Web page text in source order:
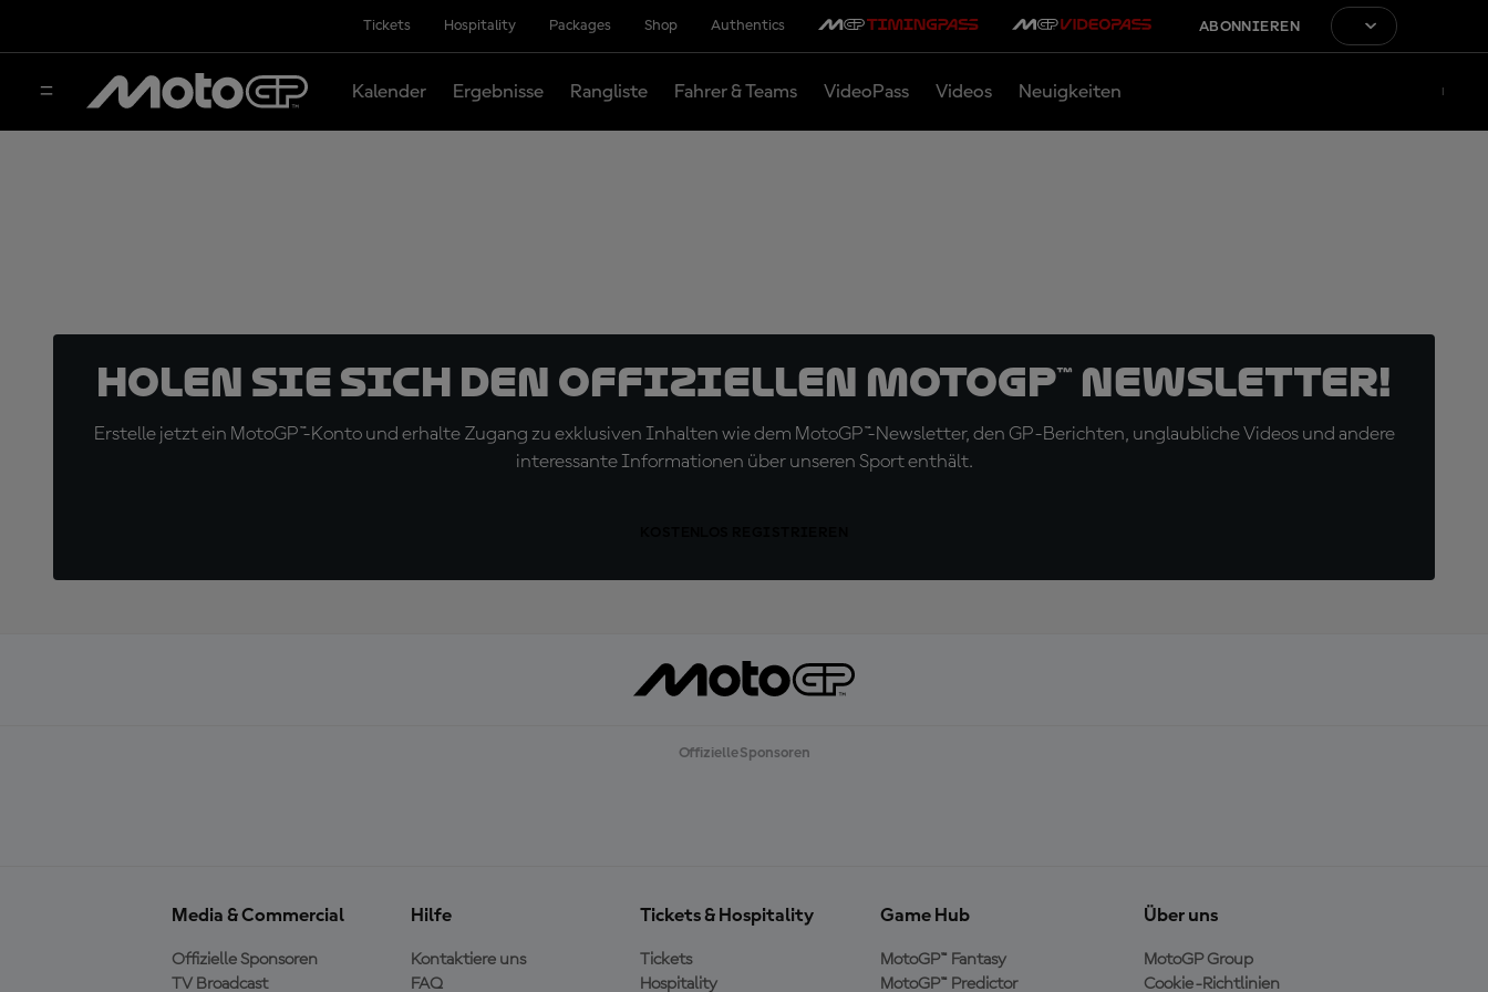
Tickets Hospitality Packages Shop Authentics ABONNIEREN
Kalender Ergebnisse Rangliste Fahrer & Teams VideoPass Videos Neuigkeiten
Holen Sie sich den offiziellen MotoGP™ Newsletter!
Erstelle jetzt ein MotoGP™-Konto und erhalte Zugang zu exklusiven Inhalten wie dem MotoGP™-Newsletter, den GP-Berichten, unglaubliche Videos und andere
interessante Informationen über unseren Sport enthält.
Offizielle Sponsoren
Media & Commercial
Offizielle Sponsoren
TV Broadcast
Hilfe
Kontaktiere uns
FAQ
Tickets & Hospitality
Tickets
Hospitality
Game Hub
MotoGP™ Fantasy
MotoGP™ Predictor
Über uns
MotoGP Group
Cookie-Richtlinien